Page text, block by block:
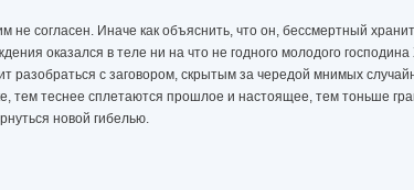
согласен. Иначе как объяснить, что он, бессмертный
оказался в теле ни на что не годного молодого господина
с заговором, скрытым за чередой мнимых
тем теснее сплетаются прошлое и настоящее, тем тоньше
новой гибелью.